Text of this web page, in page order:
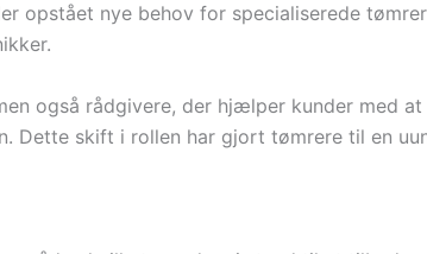
opstået nye behov for specialiserede
også rådgivere, der hjælper kunder med
Dette skift i rollen har gjort tømrere til en